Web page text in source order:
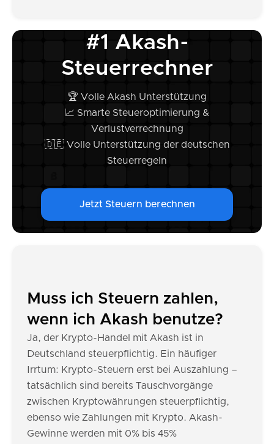
#1 Akash-
Steuerrechner
🏆 Volle Akash Unterstützung
📈 Smarte Steueroptimierung &
Verlustverrechnung
🇩🇪 Volle Unterstützung der deutschen
Steuerregeln
Jetzt Steuern berechnen
Muss ich Steuern zahlen,
wenn ich Akash benutze?
Ja, der Krypto-Handel mit Akash ist in
Deutschland steuerpflichtig. Ein häufiger
Irrtum: Krypto-Steuern erst bei Auszahlung –
tatsächlich sind bereits Tauschvorgänge
zwischen Kryptowährungen steuerpflichtig,
ebenso wie Zahlungen mit Krypto. Akash-
Gewinne werden mit 0% bis 45%